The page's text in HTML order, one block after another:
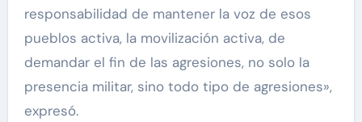
responsabilidad de mantener la voz de esos
pueblos activa, la movilización activa, de
demandar el fin de las agresiones, no solo la
presencia militar, sino todo tipo de agresiones»,
expresó.